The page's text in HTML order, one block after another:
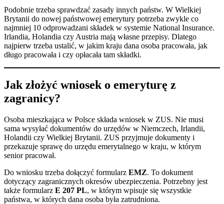
Podobnie trzeba sprawdzać zasady innych państw. W Wielkiej
Brytanii do nowej państwowej emerytury potrzeba zwykle co
najmniej 10 odprowadzani składek w systemie National Insurance.
Irlandia, Holandia czy Austria mają własne przepisy. Dlatego
najpierw trzeba ustalić, w jakim kraju dana osoba pracowała, jak
długo pracowała i czy opłacała tam składki.
Jak złożyć wniosek o emeryturę z
zagranicy?
Osoba mieszkająca w Polsce składa wniosek w ZUS. Nie musi
sama wysyłać dokumentów do urzędów w Niemczech, Irlandii,
Holandii czy Wielkiej Brytanii. ZUS przyjmuje dokumenty i
przekazuje sprawę do urzędu emerytalnego w kraju, w którym
senior pracował.
Do wniosku trzeba dołączyć formularz EMZ. To dokument
dotyczący zagranicznych okresów ubezpieczenia. Potrzebny jest
także formularz E 207 PL, w którym wpisuje się wszystkie
państwa, w których dana osoba była zatrudniona.